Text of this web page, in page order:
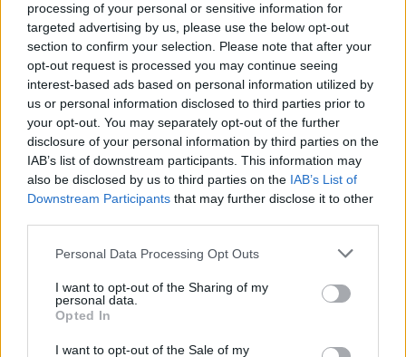
processing of your personal or sensitive information for
targeted advertising by us, please use the below opt-out
section to confirm your selection. Please note that after your
opt-out request is processed you may continue seeing
interest-based ads based on personal information utilized by
us or personal information disclosed to third parties prior to
your opt-out. You may separately opt-out of the further
disclosure of your personal information by third parties on the
IAB’s list of downstream participants. This information may
also be disclosed by us to third parties on the IAB’s List of
Downstream Participants that may further disclose it to other
Please note that this website/app uses one or more Google
not limited to your visit or usage behaviour. You may click to
grant or deny consent to Google and its third-party tags to
use your data for below specified purposes in below Google
consent section.
Personal Data Processing Opt Outs
I want to opt-out of the Sharing of my
personal data.
Opted In
I want to opt-out of the Sale of my
FLASH FOCUS